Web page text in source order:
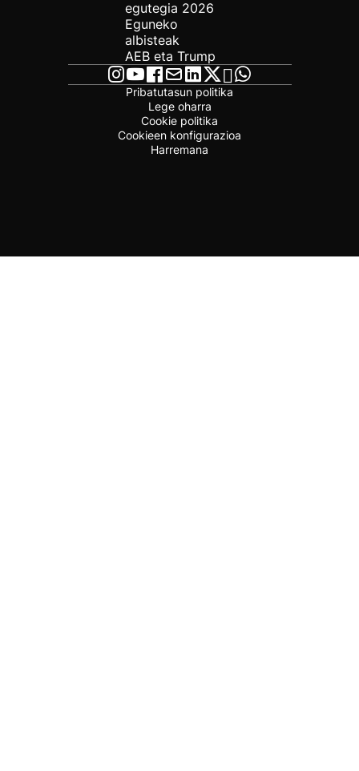
egutegia 2026
Eguneko
albisteak
AEB eta Trump
Pribatutasun politika
Lege oharra
Cookie politika
Cookieen konfigurazioa
Harremana